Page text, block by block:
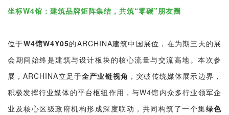
坐标W4馆：建筑品牌矩阵集结，共筑“零碳”朋友圈
位于W4馆W4Y05的ARCHINA建筑中国展位，在为期三天的展
会期间始终是建筑与设计板块的核心流量与交流高地。本次参
展，ARCHINA立足于全产业链视角 ，突破传统媒体展示边界，
积极发挥行业媒体的平台枢纽作用，与W4馆内众多行业领军企
业及核心区级政府机构形成深度联动，共同构筑了一个集绿色